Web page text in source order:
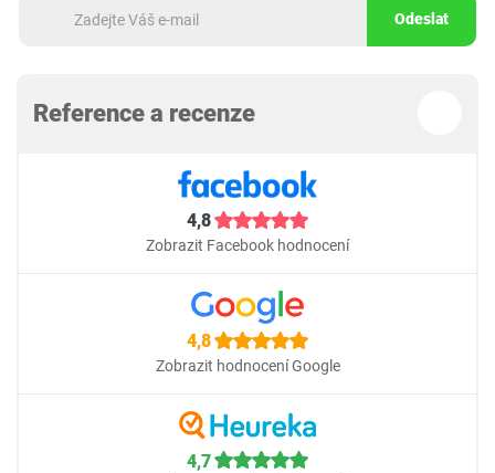
Odeslat
Reference a recenze
4,8
Zobrazit Facebook hodnocení
4,8
Zobrazit hodnocení Google
4,7